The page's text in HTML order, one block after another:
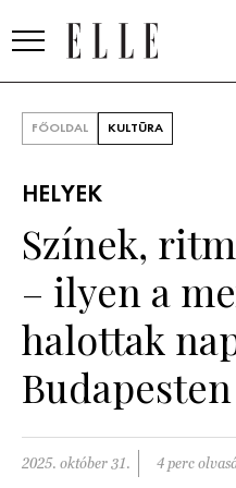
SZÉPSÉG
KULTÚRA
PÁRKAPCSOLAT
FŐOLDAL KULTÚRA
HELYEK
Színek,
– ilyen a
halottak
Budapesten
2025. október 31. 4 perc